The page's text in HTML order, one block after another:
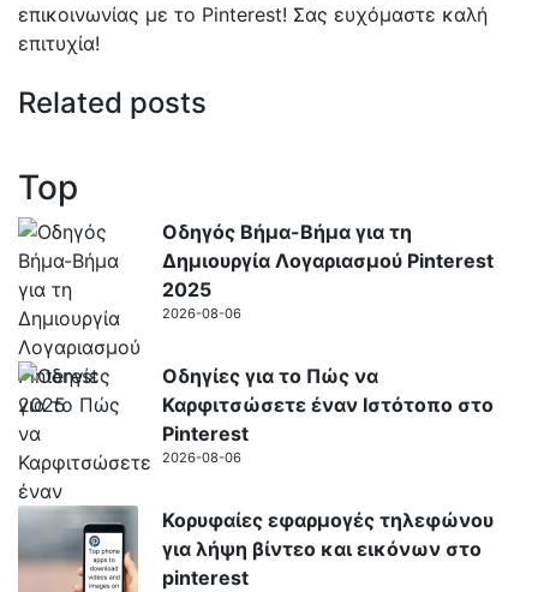
επικοινωνίας με το Pinterest! Σας ευχόμαστε καλή
επιτυχία!
Related posts
Top
Οδηγός Βήμα-Βήμα για τη
Δημιουργία Λογαριασμού Pinterest
2025
2026-08-06
Οδηγίες για το Πώς να
Καρφιτσώσετε έναν Ιστότοπο στο
Pinterest
2026-08-06
Κορυφαίες εφαρμογές τηλεφώνου
για λήψη βίντεο και εικόνων στο
pinterest